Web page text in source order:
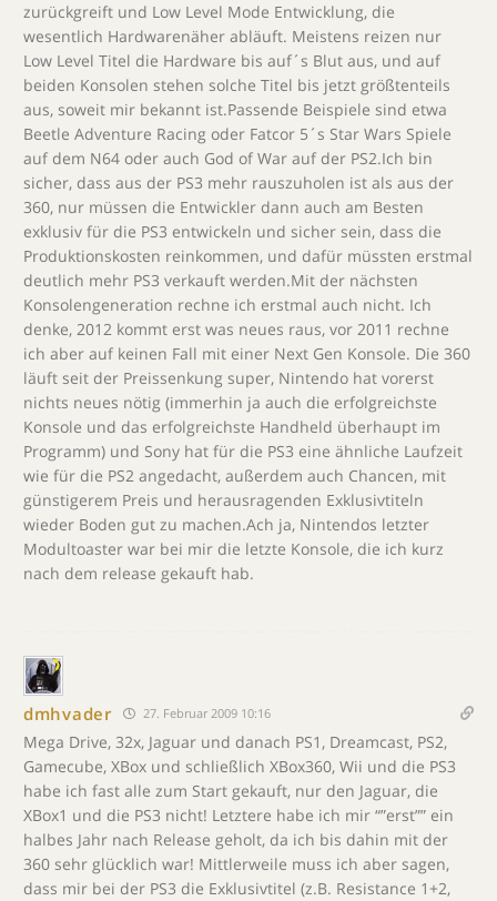
zurückgreift und Low Level Mode Entwicklung, die
wesentlich Hardwarenäher abläuft. Meistens reizen nur
Low Level Titel die Hardware bis auf´s Blut aus, und auf
beiden Konsolen stehen solche Titel bis jetzt größtenteils
aus, soweit mir bekannt ist.Passende Beispiele sind etwa
Beetle Adventure Racing oder Fatcor 5´s Star Wars Spiele
auf dem N64 oder auch God of War auf der PS2.Ich bin
sicher, dass aus der PS3 mehr rauszuholen ist als aus der
360, nur müssen die Entwickler dann auch am Besten
exklusiv für die PS3 entwickeln und sicher sein, dass die
Produktionskosten reinkommen, und dafür müssten erstmal
deutlich mehr PS3 verkauft werden.Mit der nächsten
Konsolengeneration rechne ich erstmal auch nicht. Ich
denke, 2012 kommt erst was neues raus, vor 2011 rechne
ich aber auf keinen Fall mit einer Next Gen Konsole. Die 360
läuft seit der Preissenkung super, Nintendo hat vorerst
nichts neues nötig (immerhin ja auch die erfolgreichste
Konsole und das erfolgreichste Handheld überhaupt im
Programm) und Sony hat für die PS3 eine ähnliche Laufzeit
wie für die PS2 angedacht, außerdem auch Chancen, mit
günstigerem Preis und herausragenden Exklusivtiteln
wieder Boden gut zu machen.Ach ja, Nintendos letzter
Modultoaster war bei mir die letzte Konsole, die ich kurz
nach dem release gekauft hab.
dmhvader 27. Februar 2009 10:16
Mega Drive, 32x, Jaguar und danach PS1, Dreamcast, PS2,
Gamecube, XBox und schließlich XBox360, Wii und die PS3
habe ich fast alle zum Start gekauft, nur den Jaguar, die
XBox1 und die PS3 nicht! Letztere habe ich mir “”erst”” ein
halbes Jahr nach Release geholt, da ich bis dahin mit der
360 sehr glücklich war! Mittlerweile muss ich aber sagen,
dass mir bei der PS3 die Exklusivtitel (z.B. Resistance 1+2,